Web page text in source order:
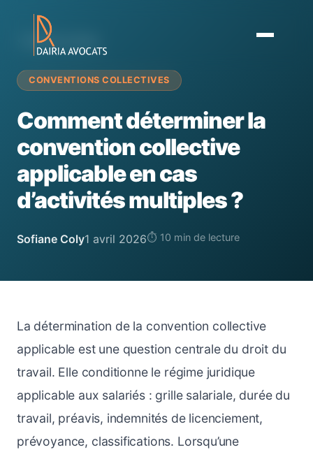
← Retour au blog
CONVENTIONS COLLECTIVES
Comment déterminer la
convention collective
applicable en cas
d’activités multiples ?
Sofiane Coly1 avril 2026⏱ 10 min de lecture
La détermination de la convention collective
applicable est une question centrale du droit du
travail. Elle conditionne le régime juridique
applicable aux salariés : grille salariale, durée du
travail, préavis, indemnités de licenciement,
prévoyance, classifications. Lorsqu’une